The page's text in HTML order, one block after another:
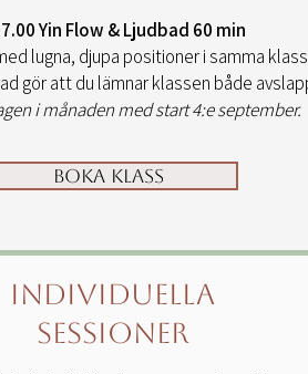
Yin Flow & Ljudbad 60 min
lugna, djupa positioner i samma
gör att du lämnar klassen både
i månaden med start 4:e september.
Boka Klass
Individuella
sessioner